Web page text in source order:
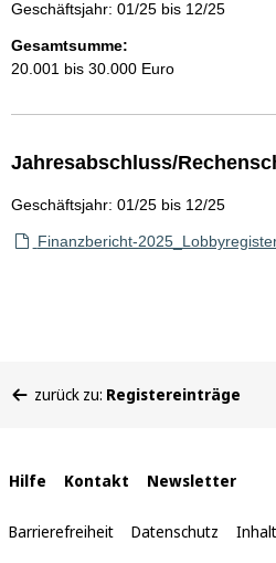
Geschäftsjahr: 01/25 bis 12/25
Gesamtsumme:
20.001 bis 30.000 Euro
Jahresabschluss/
Geschäftsjahr: 01/25 bis 12/25
Finanzbericht-
befinden
zurück zu: Registereinträge
Interne
Links
Hilfe Kontakt Newsletter
Barrierefreiheit Datenschutz